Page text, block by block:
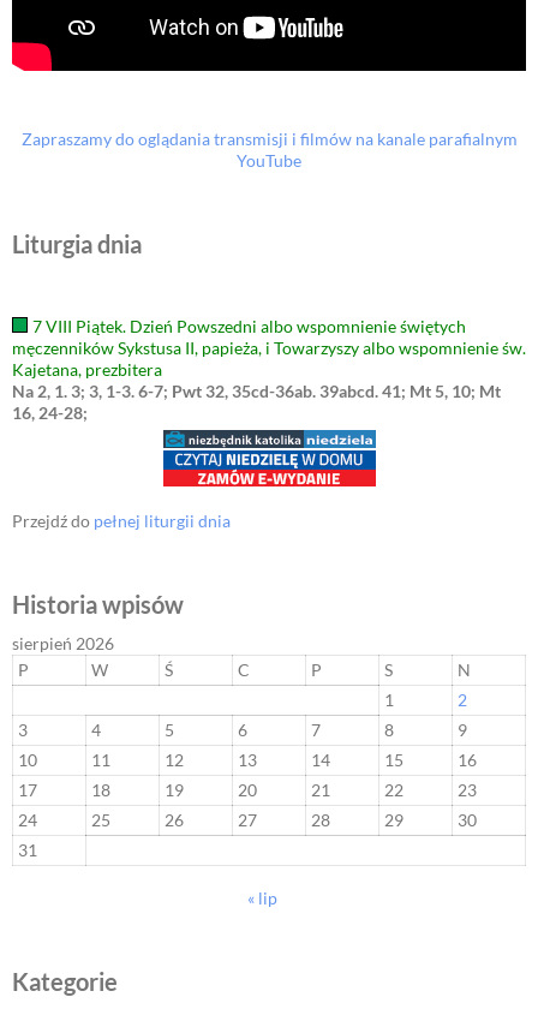
Zapraszamy do oglądania transmisji i filmów na kanale parafialnym
YouTube
Liturgia dnia
7 VIII Piątek. Dzień Powszedni albo wspomnienie świętych
męczenników Sykstusa II, papieża, i Towarzyszy albo wspomnienie św.
Kajetana, prezbitera
Na 2, 1. 3; 3, 1-3. 6-7; Pwt 32, 35cd-36ab. 39abcd. 41; Mt 5, 10; Mt
16, 24-28;
Przejdź do pełnej liturgii dnia
Historia wpisów
sierpień 2026
P
W Ś C P S
N
1
2
3
4 5 6 7 8
9
10
11 12 13 14 15
16
17
18 19 20 21 22
23
24
25 26 27 28 29
30
31
« lip
Kategorie